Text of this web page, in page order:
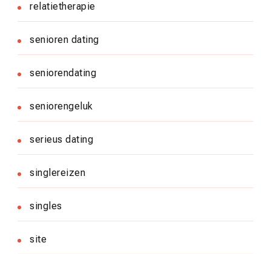
relatietherapie
senioren dating
seniorendating
seniorengeluk
serieus dating
singlereizen
singles
site